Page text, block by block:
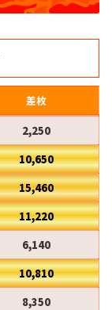
差枚
2,250
10,650
15,460
11,220
6,140
10,810
8,350